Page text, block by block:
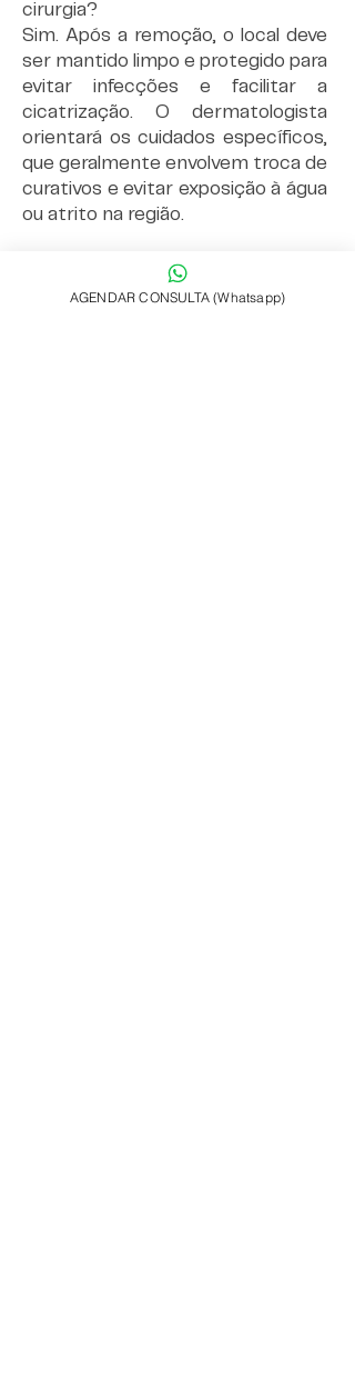
cirurgia?
Sim. Após a remoção, o local deve
ser mantido limpo e protegido para
evitar infecções e facilitar a
cicatrização. O dermatologista
orientará os cuidados específicos,
que geralmente envolvem troca de
curativos e evitar exposição à água
ou atrito na região.
A verruga pode voltar?
Existe a possibilidade de recidiva,
AGENDAR CONSULTA (Whatsapp)